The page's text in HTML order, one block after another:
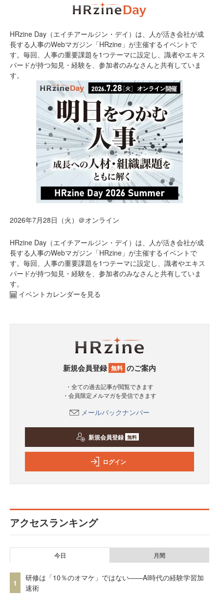
HRzine Day（エイチアールジン・デイ）は、人が活き会社が成
長する人事のWebマガジン「HRzine」が主催するイベントで
す。毎回、人事の重要課題を1つテーマに設定し、識者やエキス
パードが持つ知見・経験を、参加者のみなさんと共有していま
す。
2026年7月28日（火）＠オンライン
HRzine Day（エイチアールジン・デイ）は、人が活き会社が成
長する人事のWebマガジン「HRzine」が主催するイベントで
す。毎回、人事の重要課題を1つテーマに設定し、識者やエキス
パードが持つ知見・経験を、参加者のみなさんと共有していま
す。
イベントカレンダーを見る
新規会員登録 無料 のご案内
・全ての過去記事が閲覧できます
・会員限定メルマガを受信できます
メールバックナンバー
新規会員登録 無料
ログイン
アクセスランキング
今日 月間
1
研修は「10％のオマケ」ではない——AI時代の経験学習加
速術